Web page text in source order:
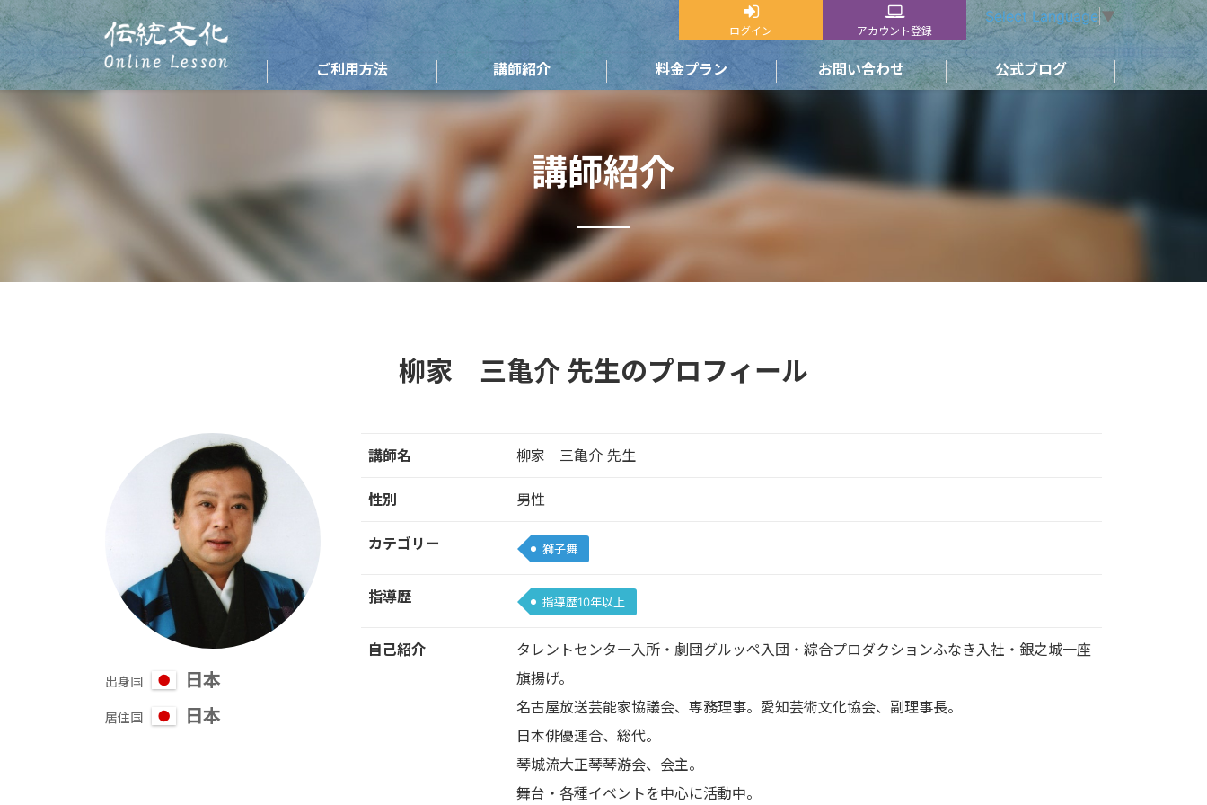
Select Language▼
ログイン アカウント登録
ご利用方法 講師紹介 料金プラン お問い合わせ 公式ブログ
講師紹介
柳家 三亀介 先生のプロフィール
出身国 日本
居住国 日本
講師名 柳家 三亀介 先生
性別 男性
カテゴリー 獅子舞
指導歴 指導歴10年以上
自己紹介
タレントセンター入所・劇団グルッペ入団・綜合プロダクションふなき入社・銀之城一座
旗揚げ。
名古屋放送芸能家協議会、専務理事。愛知芸術文化協会、副理事長。
日本俳優連合、総代。
琴城流大正琴琴游会、会主。
舞台・各種イベントを中心に活動中。